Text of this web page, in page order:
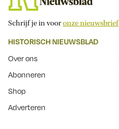
Schrijf je in vooronze nieuwsbrief
HISTORISCH NIEUWSBLAD
Over ons
Abonneren
Shop
Adverteren